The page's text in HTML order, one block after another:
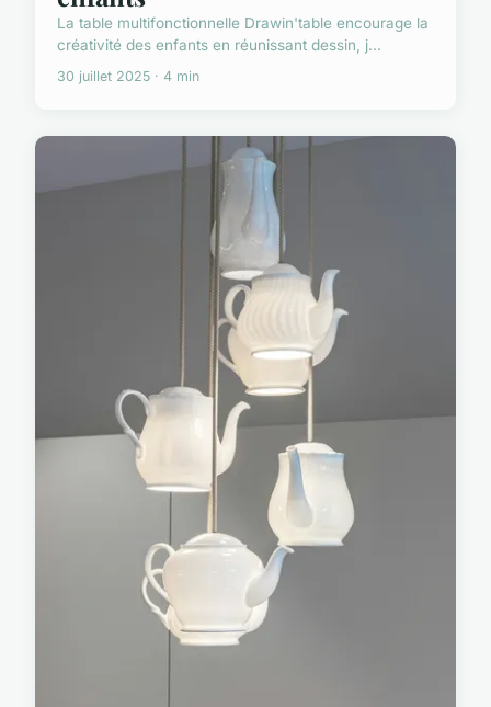
La table multifonctionnelle Drawin'table encourage la
créativité des enfants en réunissant dessin, j...
30 juillet 2025 · 4 min